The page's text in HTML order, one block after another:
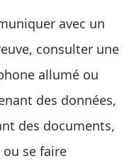
avec un
consulter une
allumé ou
des données,
des documents,
ou se faire